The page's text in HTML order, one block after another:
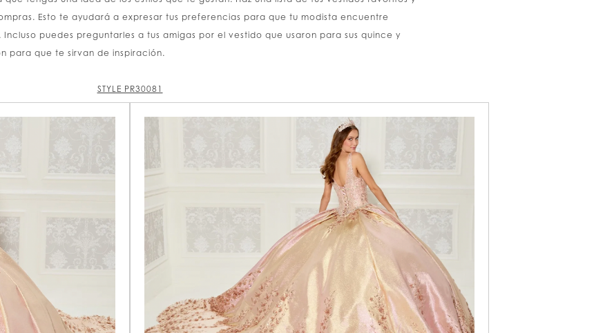
Esto te ayudará a expresar tus preferencias para que tu modista encuentre
puedes preguntarles a tus amigas por el vestido que usaron para sus quince y
para que te sirvan de inspiración.
STYLE PR30081